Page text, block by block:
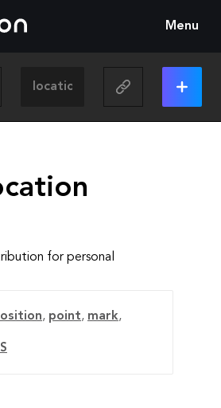
Menu
for personal
, point, mark,